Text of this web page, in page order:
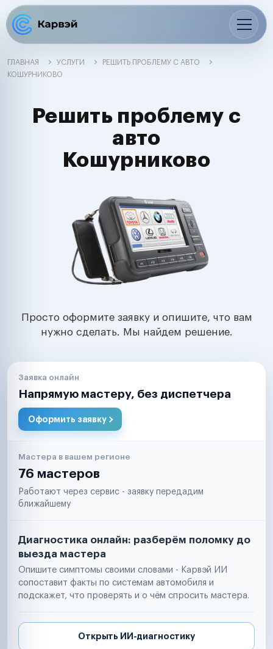
ГЛАВНАЯ УСЛУГИ
РЕШИТЬ ПРОБЛЕМУ С АВТО
КОШУРНИКОВО
Решить проблему с
авто
Кошурниково
Просто оформите заявку и опишите, что вам
нужно сделать. Мы найдем решение.
Заявка онлайн
Напрямую мастеру, без диспетчера
Оформить заявку
Мастера в вашем регионе
76 мастеров
Работают через сервис - заявку передадим
ближайшему
Диагностика онлайн: разберём поломку до
выезда мастера
Опишите симптомы своими словами - Карвэй ИИ
сопоставит факты по системам автомобиля и
подскажет, что проверять и о чём спросить мастера.
Открыть ИИ-диагностику